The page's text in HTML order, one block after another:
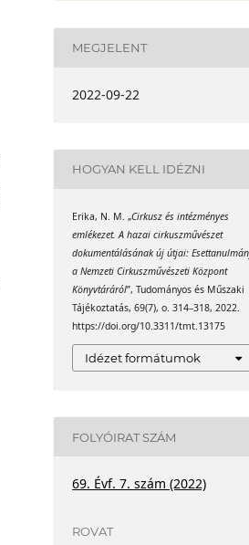
MEGJELENT
2022-09-22
HOGYAN KELL IDÉZNI
Erika, N. M. „Cirkusz és intézményes
emlékezet. A hazai cirkuszművészet
dokumentálásának új útjai:
a Nemzeti Cirkuszművészeti Központ
Könyvtáráról”, Tudományos és Műszaki
Tájékoztatás, 69(7), o. 314–318, 2022.
https://doi.org/10.3311/tmt.13175
Idézet formátumok
FOLYÓIRAT SZÁM
69. Évf. 7. szám (2022)
ROVAT